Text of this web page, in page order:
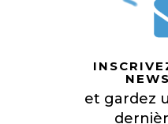
et gardez